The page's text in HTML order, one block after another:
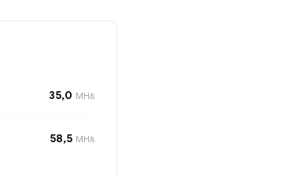
35,0 MH/s
58,5 MH/s